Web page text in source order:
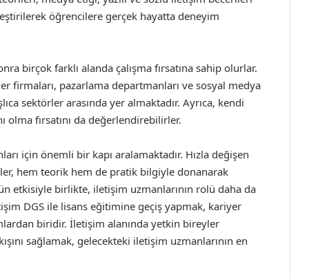
öğrencilere gerçek hayatta deneyim
birçok farklı alanda çalışma fırsatına sahip olurlar.
firmaları, pazarlama departmanları ve sosyal medya
sektörler arasında yer almaktadır. Ayrıca, kendi
fırsatını da değerlendirebilirler.
için önemli bir kapı aralamaktadır. Hızla değişen
hem teorik hem de pratik bilgiyle donanarak
etkisiyle birlikte, iletişim uzmanlarının rolü daha da
DGS ile lisans eğitimine geçiş yapmak, kariyer
biridir. İletişim alanında yetkin bireyler
sağlamak, gelecekteki iletişim uzmanlarının en